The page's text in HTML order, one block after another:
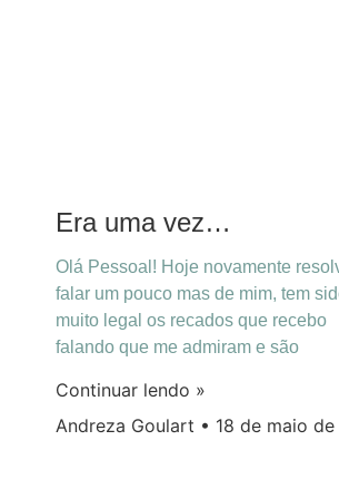
Era uma vez…
Olá Pessoal! Hoje novamente
falar um pouco mas de mim, tem
muito legal os recados que recebo
falando que me admiram e são
Continuar lendo »
Andreza Goulart
18 de maio